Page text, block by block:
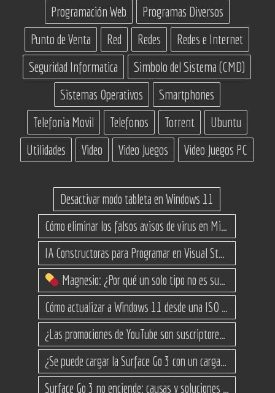
Programación Web
Programas Diversos
Punto de Venta
Red Redes
Redes e Internet
Seguridad Informatica
Simbolo del Sistema (CMD)
Sistemas Operativos
Smartphones
Telefonia Movil
Telefonos Torrent
Ubuntu
Utilidades
Video Video Juegos Video Juegos PC
Desactivar modo tableta en Windows 11
Magnesio: ¿Por qué un solo tipo no es suficiente? (Guía de variantes)